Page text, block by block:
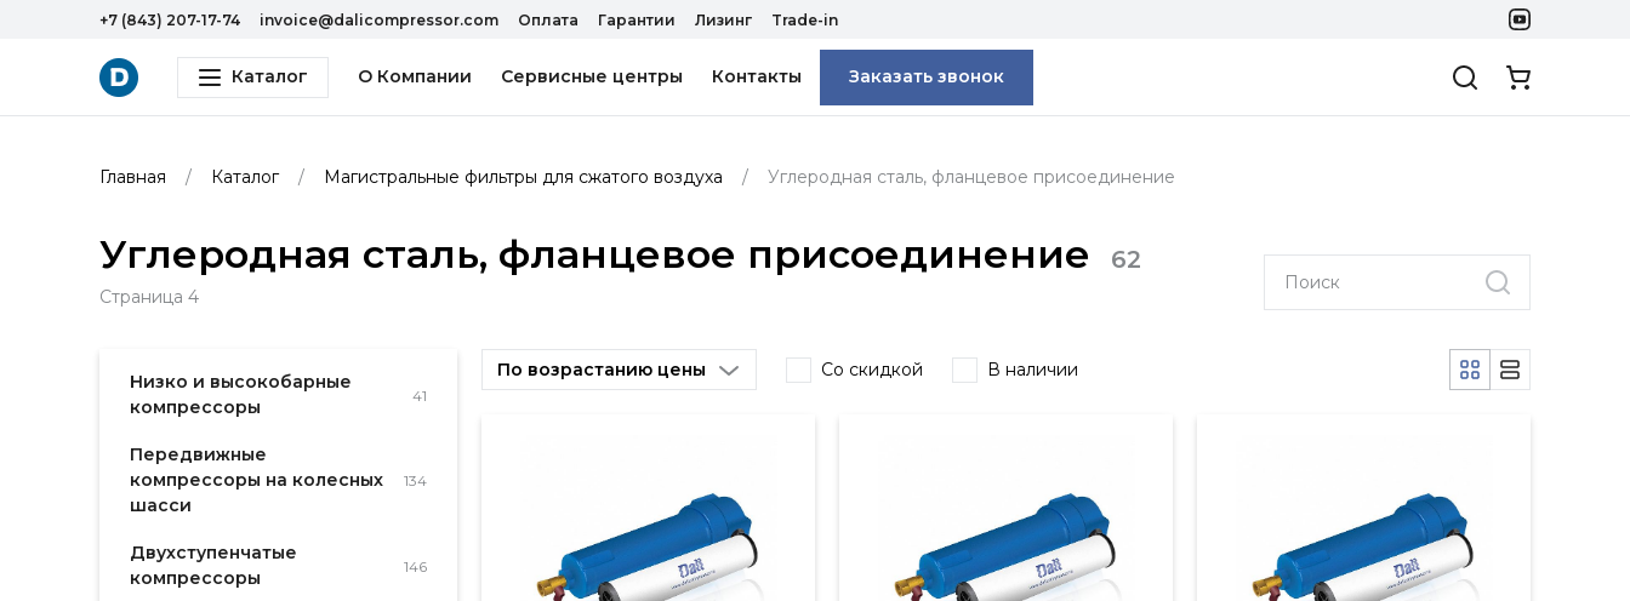
+7 (843) 207-17-74 invoice@dalicompressor.com Оплата Гарантии Лизинг Trade-in
Каталог О Компании Сервисные центры Контакты Заказать звонок
Главная Каталог Магистральные фильтры для сжатого воздуха Углеродная сталь, фланцевое присоединение
Углеродная сталь, фланцевое присоединение 62
Страница 4
Низко и высокобарные
компрессоры
41
Передвижные
компрессоры на колесных
шасси
134
Двухступенчатые
компрессоры
146
По возрастанию цены Со скидкой В наличии